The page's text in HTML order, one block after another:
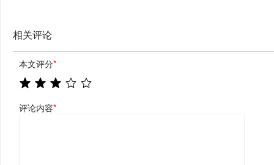
相关评论
本文评分*
评论内容*